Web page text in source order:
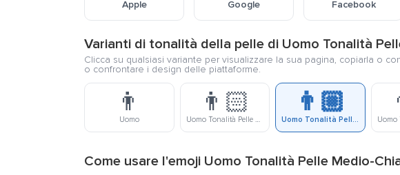
Apple Google Facebook
Varianti di tonalità della pelle di Uomo Tonalità
Clicca su qualsiasi variante per visualizzare la sua pagina, copiarla o
o confrontare i design delle piattaforme.
👨
Uomo
👨🏻
Uomo Tonalità Pelle Chiara
👨🏼
Uomo Tonalità Pelle Medio-Chiara
Come usare l'emoji Uomo Tonalità Pelle Medio-